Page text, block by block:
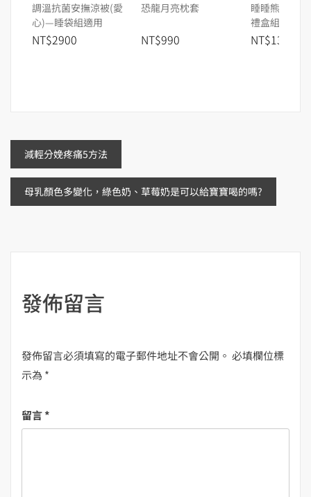
調溫抗菌安撫涼被(愛
心)—睡袋組適用
NT$2900
恐龍月亮枕套
NT$990
睡睡熊蠶寶
禮盒組
NT$1380
文
章
減輕分娩疼痛5方法
母乳顏色多變化，綠色奶、草莓奶是可以給寶寶喝的嗎?
發佈留言
發佈留言必須填寫的電子郵件地址不會公開。 必填欄位標
示為 *
留言*